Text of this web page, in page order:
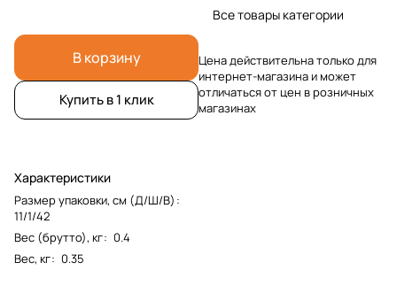
В корзину
Купить в 1 клик
Характеристики
Размер упаковки, см (Д/Ш/В) :
11/1/42
Вес (брутто), кг: 0.4
Вес, кг: 0.35
Все товары категории
Цена действительна только для
интернет-магазина и может
отличаться от цен в розничных
магазинах